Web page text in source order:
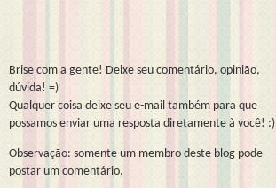
Brise com a gente! Deixe seu comentário, opinião,
dúvida! =)
Qualquer coisa deixe seu e-mail também para que
possamos enviar uma resposta diretamente à você! :)
Observação: somente um membro deste blog pode
postar um comentário.